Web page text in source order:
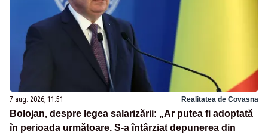
7 aug. 2026, 11:51 Realitatea de Covasna
Bolojan, despre legea salarizării: „Ar putea fi adoptată
în perioada următoare. S-a întârziat depunerea din